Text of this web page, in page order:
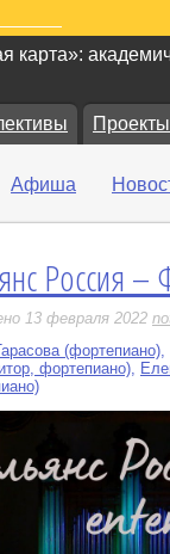
карта»:
Проекты
Афиша
Россия
13 февраля 2022
(фортепиано)
фортепиано)